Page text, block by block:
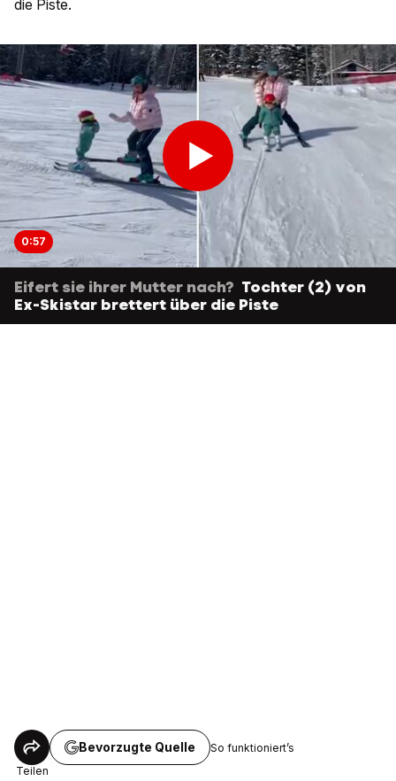
die Piste.
0:57
Eifert sie ihrer Mutter nach? Tochter (2) von
Ex-Skistar brettert über die Piste
Teilen
Bevorzugte Quelle So funktioniert’s